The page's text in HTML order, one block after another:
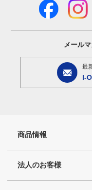
メール
最
I-
商品情報
法人のお客様